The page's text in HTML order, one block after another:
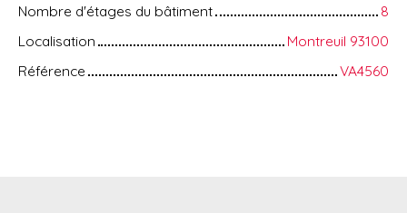
Nombre d'étages du bâtiment
8
Localisation
Montreuil 93100
Référence
VA4560